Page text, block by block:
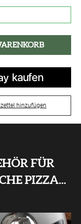
hinzufügen
FÜR
PIZZA...